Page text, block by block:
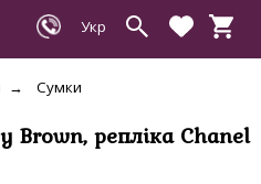
Сумки
Brown, репліка Chanel